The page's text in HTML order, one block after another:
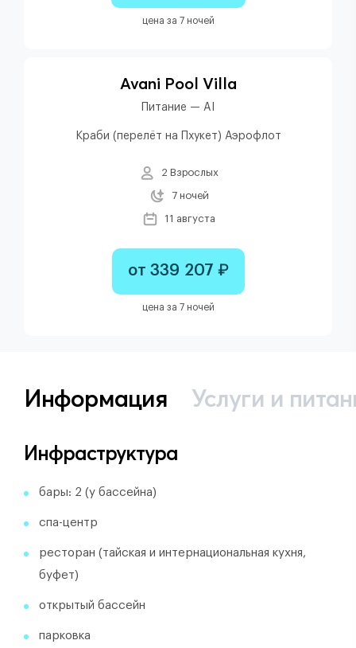
цена за 7 ночей
Avani Pool Villa
Питание — AI
Краби (перелёт на Пхукет) Аэрофлот
2 Взрослых
7 ночей
11 августа
от 339 207 ₽
цена за 7 ночей
Информация Услуги и
Инфраструктура
бары: 2 (у бассейна)
спа-центр
ресторан (тайская и интернациональная кухня,
буфет)
открытый бассейн
парковка